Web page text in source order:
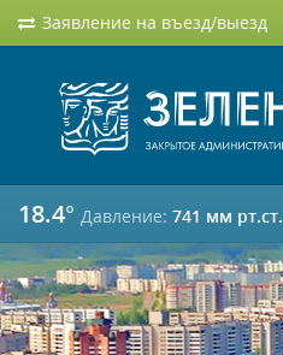
Заявление на въезд/выезд
18.4° Давление: 741 мм рт.ст.